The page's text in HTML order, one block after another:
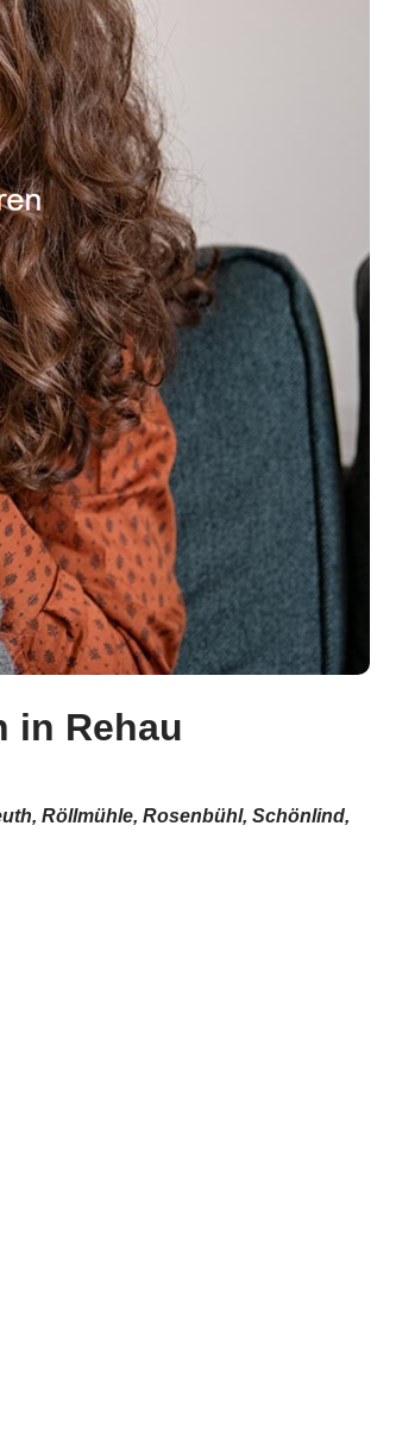
in Rehau
Röllmühle, Rosenbühl, Schönlind,